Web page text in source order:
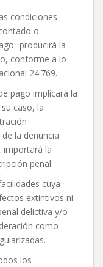
condiciones
o
producirá la
conforme a lo
24.769.
pago implicará la
caso, la
la denuncia
importará la
penal.
cuya
extintivos ni
delictiva y/o
como
los